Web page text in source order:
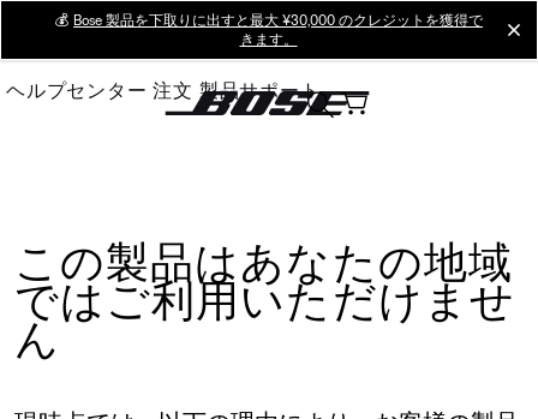
Main
💰 Bose 製品を下取りに出すと最大 ¥30,000 のクレジットを獲得で
きます。
ヘルプセンター 注文 製品サポート
この製品はあなたの地域
ではご利用いただけませ
ん